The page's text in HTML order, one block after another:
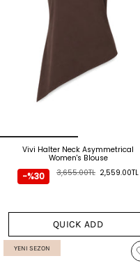
Vivi Halter Neck Asymmetrical
Women's Blouse
2,559.00TL
3,655.00TL
-%30
QUICK ADD
YENI SEZON